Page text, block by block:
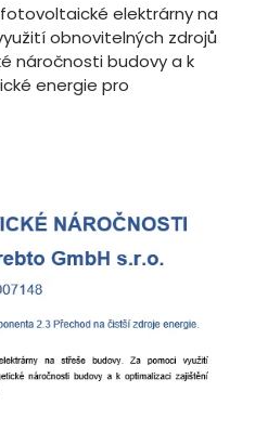
elektrárny na
obnovitelných zdrojů
náročnosti budovy a k
energie pro